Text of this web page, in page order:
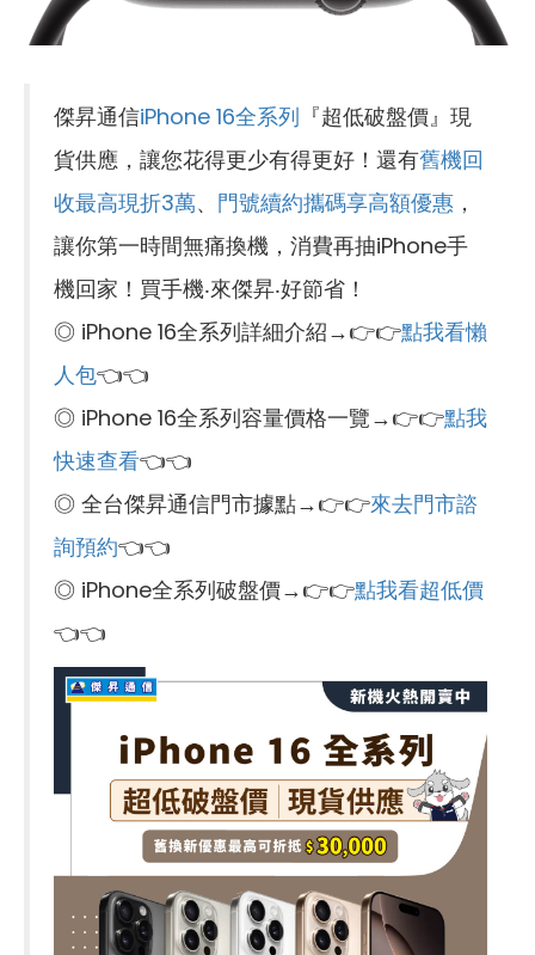
傑昇通信iPhone 16全系列 『超低破盤價』現
貨供應，讓您花得更少有得更好！還有舊機回
收最高現折3萬、 門號續約攜碼享高額優惠 ，
讓你第一時間無痛換機，消費再抽iPhone手
機回家！買手機‧來傑昇‧好節省！
◎ iPhone 16全系列詳細介紹→👉👉點我看懶
人包👈👈
◎ iPhone 16全系列容量價格一覽→👉👉點我
快速查看👈👈
◎ 全台傑昇通信門市據點→👉👉來去門市諮
詢預約👈👈
◎ iPhone全系列破盤價→👉👉點我看超低價
👈👈